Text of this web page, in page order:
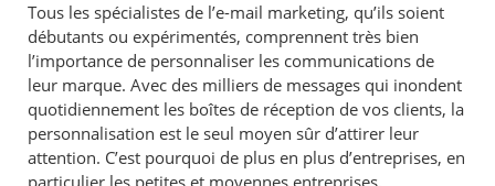
Tous les spécialistes de l’e-mail marketing, qu’ils soient
débutants ou expérimentés, comprennent très bien
l’importance de personnaliser les communications de
leur marque. Avec des milliers de messages qui inondent
quotidiennement les boîtes de réception de vos clients, la
personnalisation est le seul moyen sûr d’attirer leur
attention. C’est pourquoi de plus en plus d’entreprises, en